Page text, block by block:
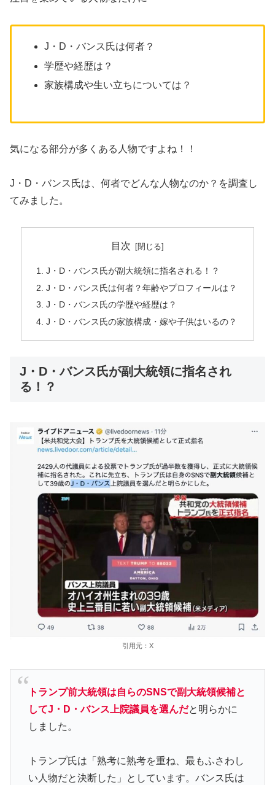
J・D・バンス氏は何者？
学歴や経歴は？
家族構成や生い立ちについては？
気になる部分が多くある人物ですよね！！
J・D・バンス氏は、何者でどんな人物なのか？を調査し
てみました。
目次
J・D・バンス氏が副大統領に指名される！？
J・D・バンス氏は何者？年齢やプロフィールは？
J・D・バンス氏の学歴や経歴は？
J・D・バンス氏の家族構成・嫁や子供はいるの？
J・D・バンス氏が副大統領に指名され
る！？
引用元：X
トランプ前大統領は自らのSNSで副大統領候補と
してJ・D・バンス上院議員を選んだと明らかに
しました。
トランプ氏は「熟考に熟考を重ね、最もふさわし
い人物だと決断した」としています。バンス氏は